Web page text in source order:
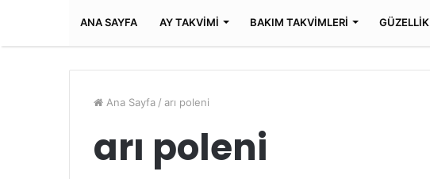
ANA SAYFA AY TAKVİMİ BAKIM TAKVİMLERİ GÜZELLİK
Ana Sayfa / arı poleni
arı poleni